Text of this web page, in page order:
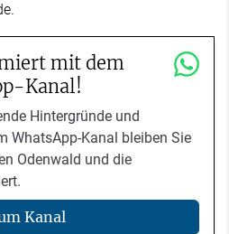
mit dem
Kanal!
Hintergründe und
WhatsApp-Kanal bleiben Sie
Odenwald und die
Kanal